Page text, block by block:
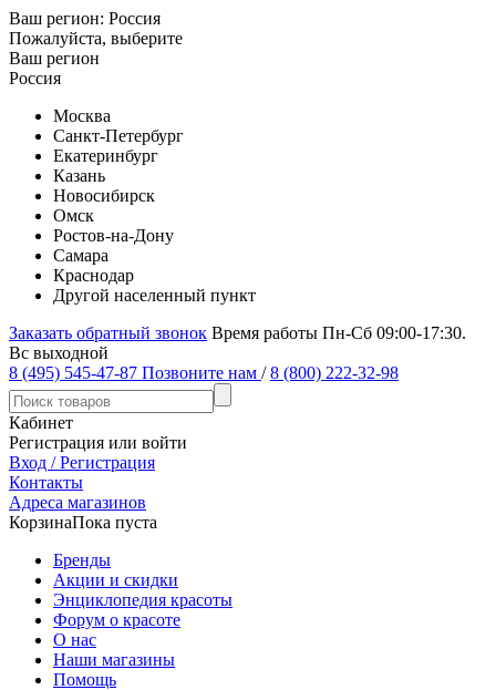
Ваш регион: Россия
Пожалуйста, выберите
Ваш регион
Россия
Москва
Санкт-Петербург
Екатеринбург
Казань
Новосибирск
Омск
Ростов-на-Дону
Самара
Краснодар
Другой населенный пункт
Заказать обратный звонок Время работы Пн-Сб 09:00-17:30.
Вс выходной
8 (495) 545-47-87 Позвоните нам / 8 (800) 222-32-98
Кабинет
Регистрация или войти
Вход / Регистрация
Контакты
Адреса магазинов
КорзинаПока пуста
Бренды
Акции и скидки
Энциклопедия красоты
Форум о красоте
О нас
Наши магазины
Помощь